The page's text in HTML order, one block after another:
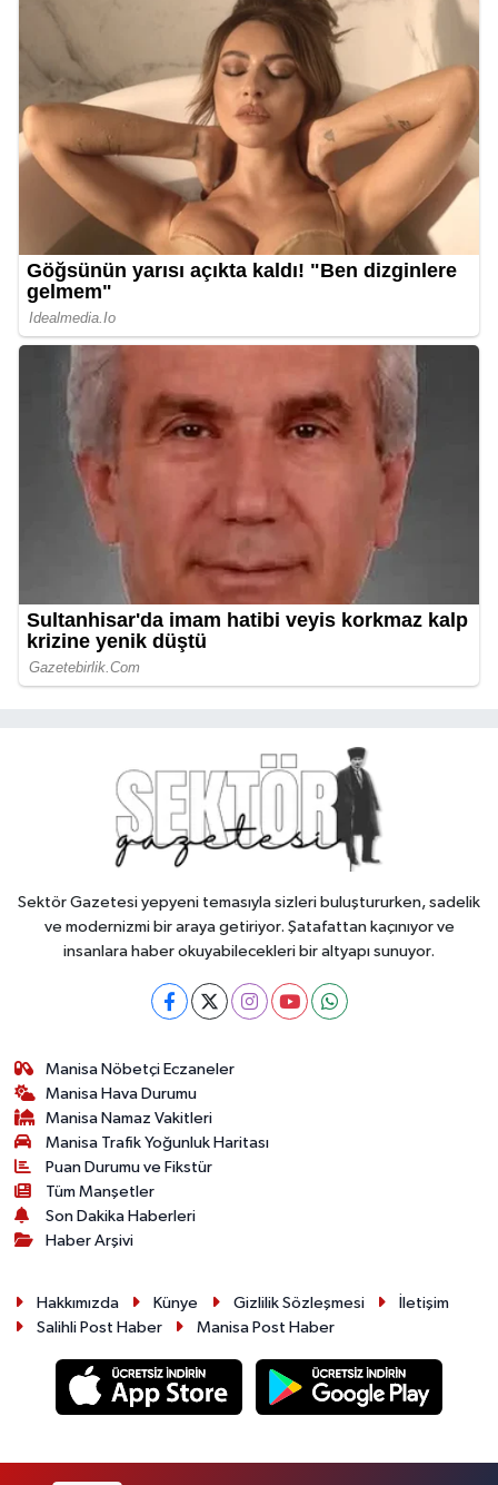
Sektör Gazetesi yepyeni temasıyla sizleri buluştururken, sadelik
ve modernizmi bir araya getiriyor. Şatafattan kaçınıyor ve
insanlara haber okuyabilecekleri bir altyapı sunuyor.
Manisa Nöbetçi Eczaneler
Manisa Hava Durumu
Manisa Namaz Vakitleri
Manisa Trafik Yoğunluk Haritası
Puan Durumu ve Fikstür
Tüm Manşetler
Son Dakika Haberleri
Haber Arşivi
Hakkımızda Künye Gizlilik Sözleşmesi
İletişim
Salihli Post Haber
Manisa Post Haber